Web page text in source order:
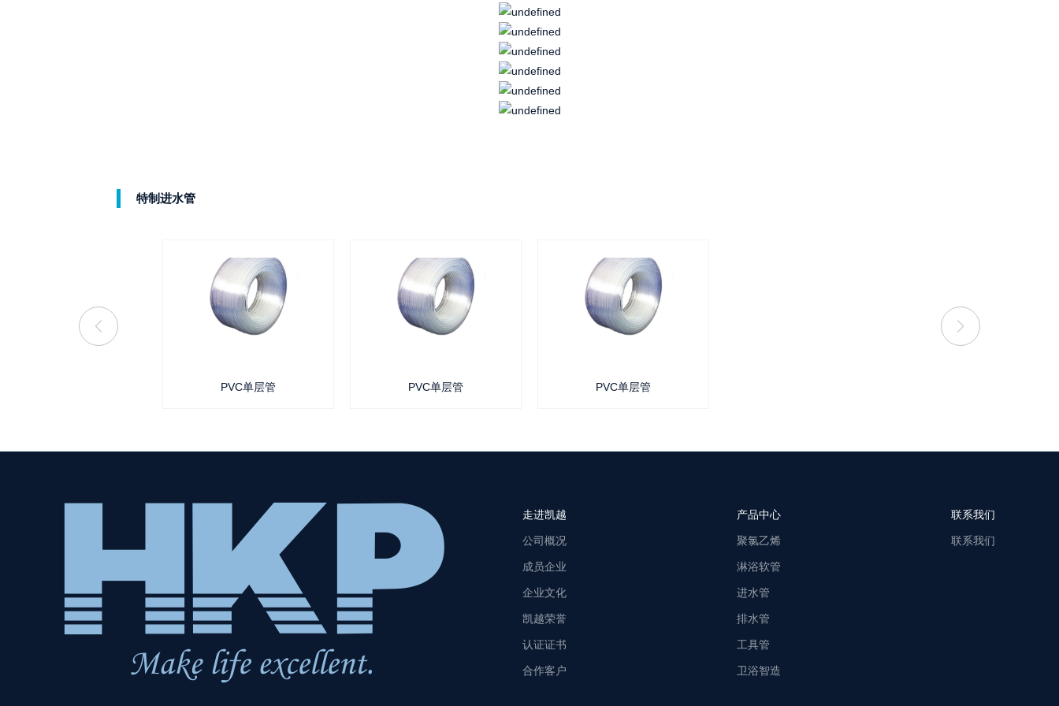
特制进水管
PVC单层管 PVC单层管 PVC单层管
走进凯越
公司概况
成员企业
企业文化
凯越荣誉
认证证书
合作客户
产品中心
聚氯乙烯
淋浴软管
进水管
排水管
工具管
卫浴智造
联系我们
联系我们